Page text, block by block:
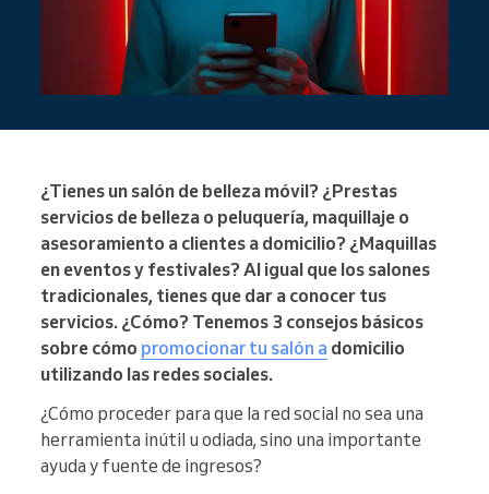
¿Tienes un salón de belleza móvil? ¿Prestas
servicios de belleza o peluquería, maquillaje o
asesoramiento a clientes a domicilio? ¿Maquillas
en eventos y festivales? Al igual que los salones
tradicionales, tienes que dar a conocer tus
servicios. ¿Cómo? Tenemos 3 consejos básicos
sobre cómo promocionar tu salón a domicilio
utilizando las redes sociales.
¿Cómo proceder para que la red social no sea una
herramienta inútil u odiada, sino una importante
ayuda y fuente de ingresos?